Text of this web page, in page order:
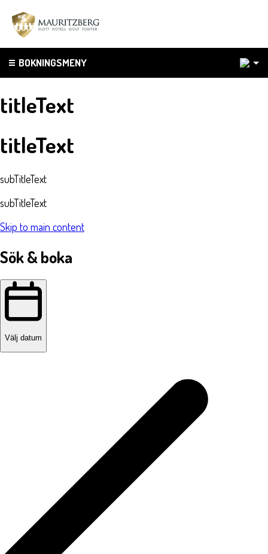
BOKNINGSMENY
titleText
titleText
subTitleText
subTitleText
Skip to main content
Sök & boka
Välj datum